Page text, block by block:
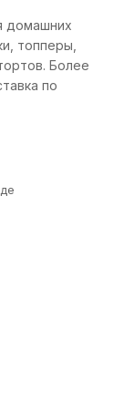
домашних
топперы,
Более
по